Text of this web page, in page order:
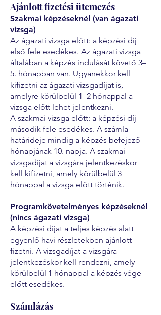
Ajánlott fizetési ütemezés
Szakmai képzéseknél (van ágazati
vizsga)
Az ágazati vizsga előtt: a képzési díj
első fele esedékes. Az ágazati vizsga
általában a képzés indulását követő 3–
5. hónapban van. Ugyanekkor kell
kifizetni az ágazati vizsgadíjat is,
amelyre körülbelül 1–2 hónappal a
vizsga előtt lehet jelentkezni.
A szakmai vizsga előtt: a képzési díj
második fele esedékes. A számla
határideje mindig a képzés befejező
hónapjának 10. napja. A szakmai
vizsgadíjat a vizsgára jelentkezéskor
kell kifizetni, amely körülbelül 3
hónappal a vizsga előtt történik.
Programkövetelményes képzéseknél
(nincs ágazati vizsga)
A képzési díjat a teljes képzés alatt
egyenlő havi részletekben ajánlott
fizetni. A vizsgadíjat a vizsgára
jelentkezéskor kell rendezni, amely
körülbelül 1 hónappal a képzés vége
előtt esedékes.
Számlázás